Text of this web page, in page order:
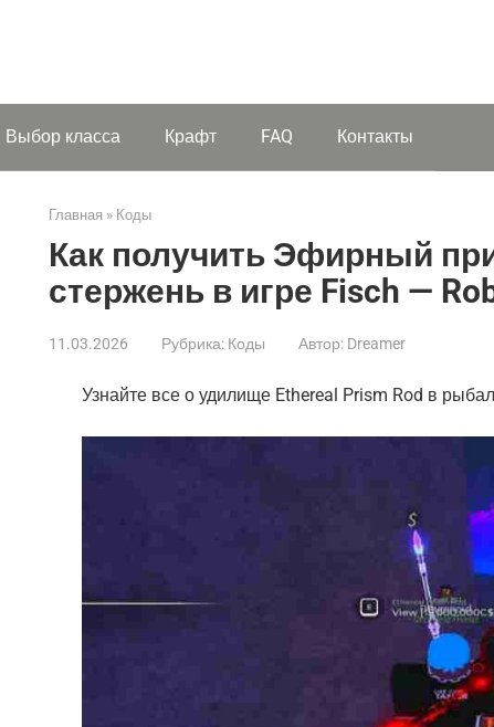
Выбор класса Крафт FAQ Контакты
Главная » Коды
Как получить Эфирный
стержень в игре Fisch —
11.03.2026 Рубрика: Коды Автор: Dreamer
Узнайте все о удилище Ethereal Prism Rod в